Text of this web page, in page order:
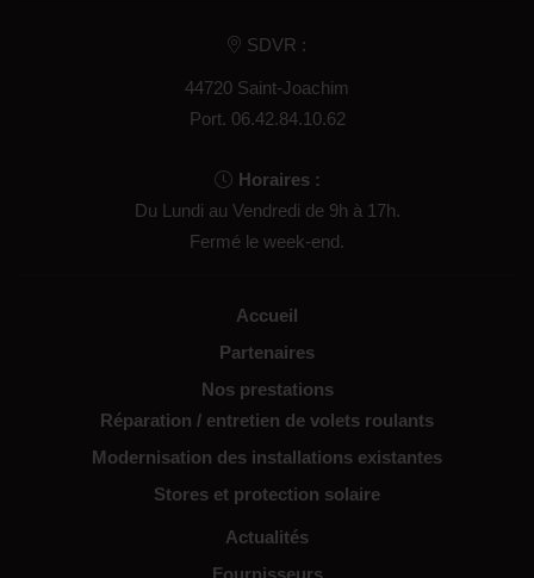
SDVR :
44720 Saint-Joachim
Port. 06.42.84.10.62
Horaires :
Du Lundi au Vendredi de 9h à 17h.
Fermé le week-end.
Accueil
Nos prestations
Réparation / entretien de volets roulants
Modernisation des installations existantes
Stores et protection solaire
Fournisseurs
Partenaires
Actualités